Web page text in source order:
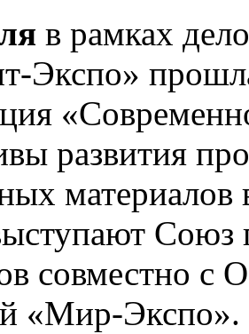
в рамках
Экспо»
развития
материалов
Союз
совместно с
«Мир-Экспо».